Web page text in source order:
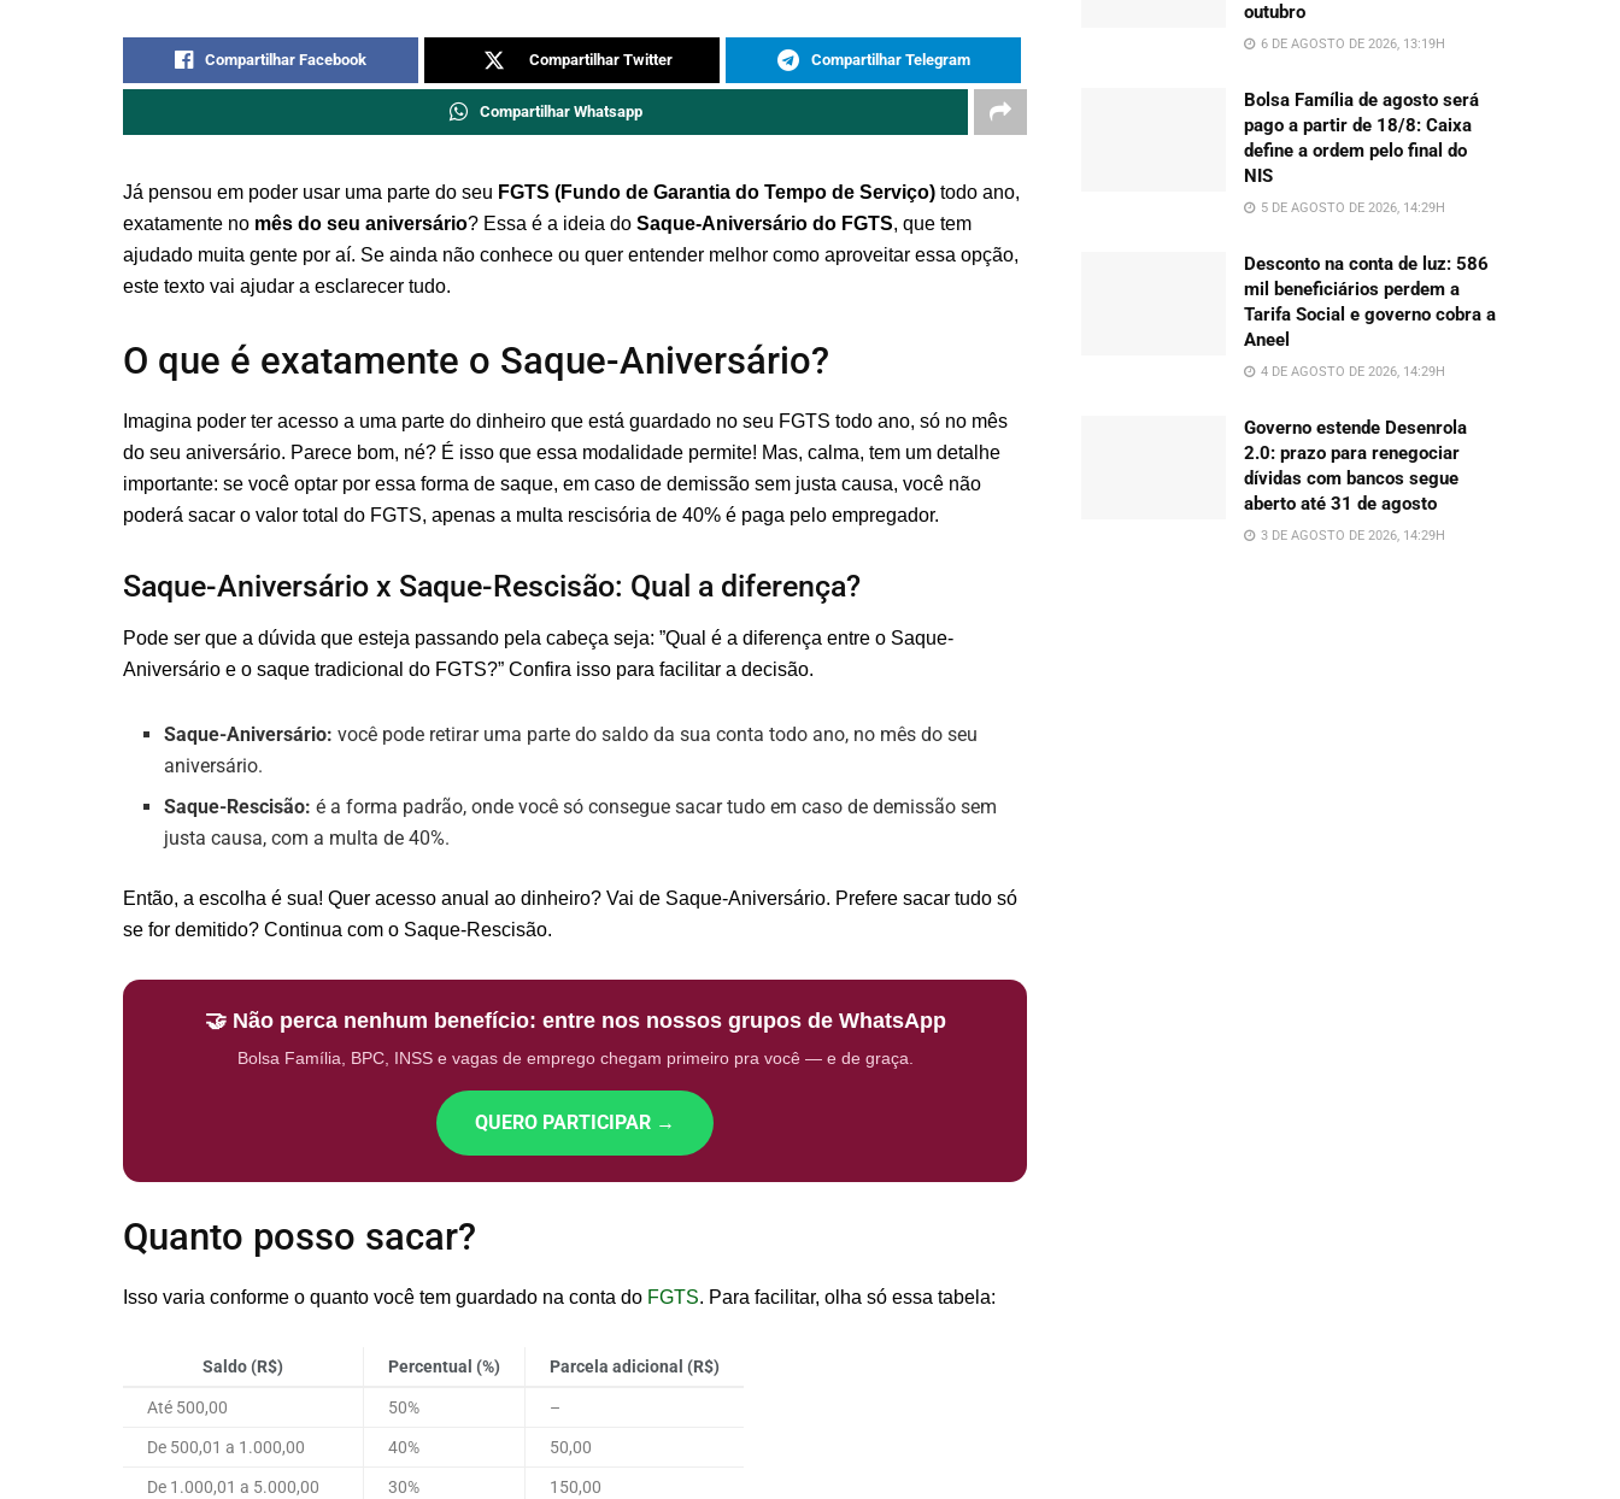
Compartilhar Facebook Compartilhar Twitter Compartilhar Telegram
Compartilhar Whatsapp
Já pensou em poder usar uma parte do seu FGTS (Fundo de Garantia do Tempo de Serviço) todo ano,
exatamente no mês do seu aniversário? Essa é a ideia do Saque-Aniversário do FGTS, que tem
ajudado muita gente por aí. Se ainda não conhece ou quer entender melhor como aproveitar essa opção,
este texto vai ajudar a esclarecer tudo.
O que é exatamente o Saque-Aniversário?
Imagina poder ter acesso a uma parte do dinheiro que está guardado no seu FGTS todo ano, só no mês
do seu aniversário. Parece bom, né? É isso que essa modalidade permite! Mas, calma, tem um detalhe
importante: se você optar por essa forma de saque, em caso de demissão sem justa causa, você não
poderá sacar o valor total do FGTS, apenas a multa rescisória de 40% é paga pelo empregador.
Saque-Aniversário x Saque-Rescisão: Qual a diferença?
Pode ser que a dúvida que esteja passando pela cabeça seja: ”Qual é a diferença entre o Saque-
Aniversário e o saque tradicional do FGTS?” Confira isso para facilitar a decisão.
Saque-Aniversário: você pode retirar uma parte do saldo da sua conta todo ano, no mês do seu
aniversário.
Saque-Rescisão: é a forma padrão, onde você só consegue sacar tudo em caso de demissão sem
justa causa, com a multa de 40%.
Então, a escolha é sua! Quer acesso anual ao dinheiro? Vai de Saque-Aniversário. Prefere sacar tudo só
se for demitido? Continua com o Saque-Rescisão.
🤝 Não perca nenhum benefício: entre nos nossos grupos de WhatsApp
Bolsa Família, BPC, INSS e vagas de emprego chegam primeiro pra você — e de graça.
QUERO PARTICIPAR →
Quanto posso sacar?
Isso varia conforme o quanto você tem guardado na conta do FGTS. Para facilitar, olha só essa tabela:
Saldo (R$) Percentual (%) Parcela adicional (R$)
Até 500,00 50% –
De 500,01 a 1.000,00 40% 50,00
De 1.000,01 a 5.000,00 30% 150,00
outubro
6 DE AGOSTO DE 2026, 13:19H
Bolsa Família de agosto será
pago a partir de 18/8: Caixa
define a ordem pelo final do
NIS
5 DE AGOSTO DE 2026, 14:29H
Desconto na conta de luz: 586
mil beneficiários perdem a
Tarifa Social e governo cobra a
Aneel
4 DE AGOSTO DE 2026, 14:29H
Governo estende Desenrola
2.0: prazo para renegociar
dívidas com bancos segue
aberto até 31 de agosto
3 DE AGOSTO DE 2026, 14:29H